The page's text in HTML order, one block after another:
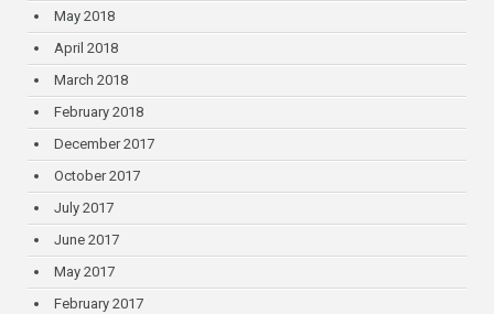
May 2018
April 2018
March 2018
February 2018
December 2017
October 2017
July 2017
June 2017
May 2017
February 2017